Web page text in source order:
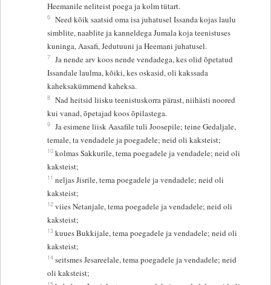
Heemanile neliteist poega ja kolm tütart.
6 Need kõik saatsid oma isa juhatusel Issanda kojas laulu
simblite, naablite ja kanneldega Jumala koja teenistuses
kuninga, Aasafi, Jedutuuni ja Heemani juhatusel.
7 Ja nende arv koos nende vendadega, kes olid õpetatud
Issandale laulma, kõiki, kes oskasid, oli kakssada
kaheksakümmend kaheksa.
8 Nad heitsid liisku teenistuskorra pärast, niihästi noored
kui vanad, õpetajad koos õpilastega.
9 Ja esimene liisk Aasafile tuli Joosepile; teine Gedaljale,
temale, ta vendadele ja poegadele; neid oli kaksteist;
10 kolmas Sakkurile, tema poegadele ja vendadele; neid oli
kaksteist;
11 neljas Jisrile, tema poegadele ja vendadele; neid oli
kaksteist;
12 viies Netanjale, tema poegadele ja vendadele; neid oli
kaksteist;
13 kuues Bukkijale, tema poegadele ja vendadele; neid oli
kaksteist;
14 seitsmes Jesareelale, tema poegadele ja vendadele; neid
oli kaksteist;